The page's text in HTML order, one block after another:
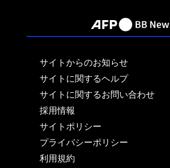
サイトからのお知らせ
サイトに関するヘルプ
サイトに関するお問い合わせ
採用情報
サイトポリシー
プライバシーポリシー
利用規約